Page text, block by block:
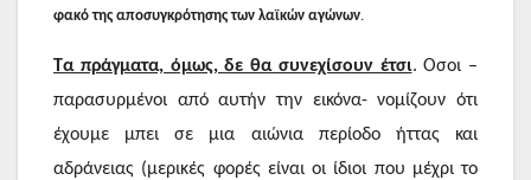
φακό της αποσυγκρότησης των λαϊκών αγώνων.
Τα πράγματα, όμως, δε θα συνεχίσουν έτσι. Οσοι –
παρασυρμένοι από αυτήν την εικόνα- νομίζουν ότι
έχουμε μπει σε μια αιώνια περίοδο ήττας και
αδράνειας (μερικές φορές είναι οι ίδιοι που μέχρι το